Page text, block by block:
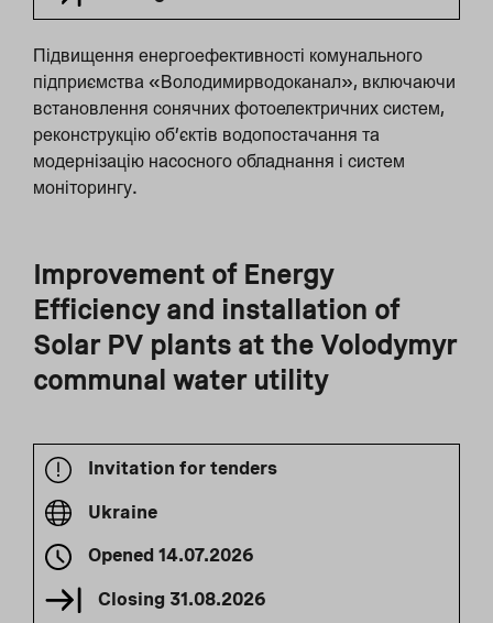
Підвищення енергоефективності комунального
підприємства «Володимирводоканал», включаючи
встановлення сонячних фотоелектричних систем,
реконструкцію об’єктів водопостачання та
модернізацію насосного обладнання і систем
моніторингу.
Improvement of Energy
Efficiency and installation of
Solar PV plants at the Volodymyr
communal water utility
Invitation for tenders
Ukraine
Opened 14.07.2026
Closing 31.08.2026